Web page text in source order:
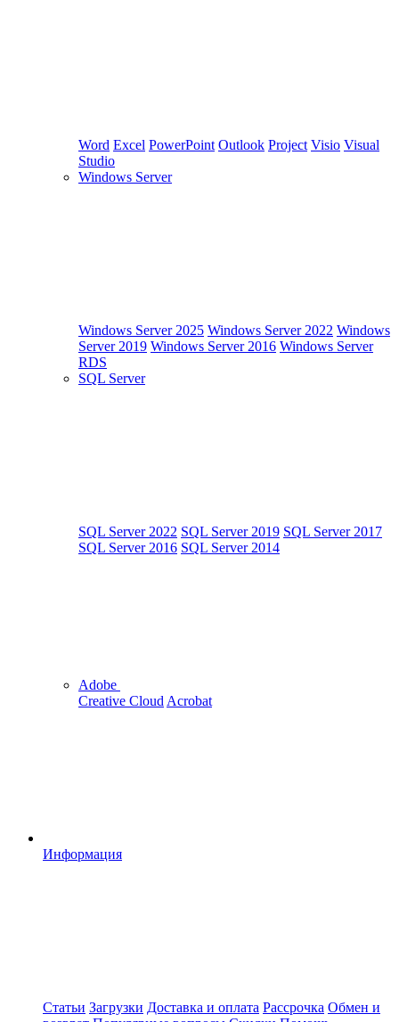
Word Excel PowerPoint Outlook Project Visio Visual
Studio
Windows Server
Windows Server 2025 Windows Server 2022 Windows
Server 2019 Windows Server 2016 Windows Server
RDS
SQL Server
SQL Server 2022 SQL Server 2019 SQL Server 2017
SQL Server 2016 SQL Server 2014
Adobe
Creative Cloud Acrobat
Информация
Статьи Загрузки Доставка и оплата Рассрочка Обмен и